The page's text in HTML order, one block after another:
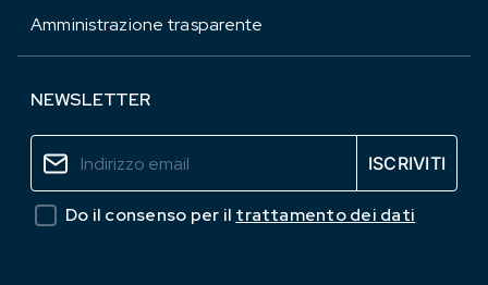
Amministrazione trasparente
NEWSLETTER
Do il consenso per il trattamento dei dati